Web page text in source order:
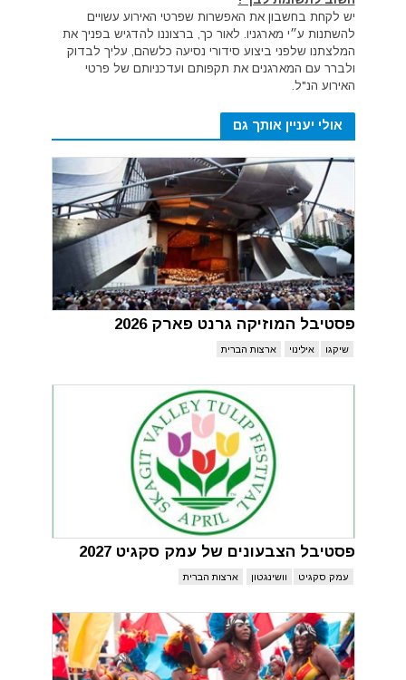
יש לקחת בחשבון את האפשרות שפרטי האירוע עשויים
להשתנות ע״י מארגניו. לאור כך, ברצוננו להדגיש בפניך את
המלצתנו שלפני ביצוע סידורי נסיעה כלשהם, עליך לבדוק
ולברר עם המארגנים את תקפותם ועדכניותם של פרטי
האירוע הנ"ל.
אולי יעניין אותך גם
פסטיבל המוזיקה גרנט פארק 2026
שיקגו אילינוי ארצות הברית
פסטיבל הצבעונים של עמק סקגיט 2027
עמק סקגיט וושינגטון ארצות הברית